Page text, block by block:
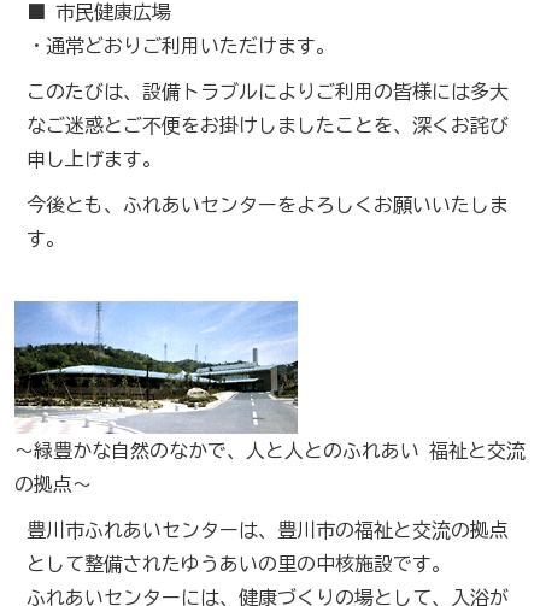
■ 市民健康広場
・通常どおりご利用いただけます。
このたびは、設備トラブルによりご利用の皆様には多大
なご迷惑とご不便をお掛けしましたことを、深くお詫び
申し上げます。
今後とも、ふれあいセンターをよろしくお願いいたしま
す。
～緑豊かな自然のなかで、人と人とのふれあい 福祉と交流
の拠点～
豊川市ふれあいセンターは、豊川市の福祉と交流の拠点
として整備されたゆうあいの里の中核施設です。
ふれあいセンターには、健康づくりの場として、入浴が